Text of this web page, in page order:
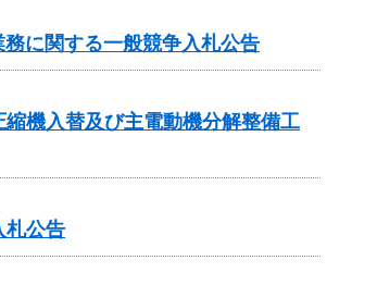
に関する一般競争入札公告
機入替及び主電動機分解整備工
札公告